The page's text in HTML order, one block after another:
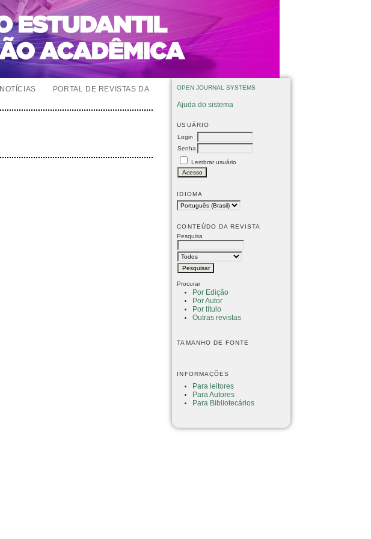
OPEN JOURNAL SYSTEMS
Ajuda do sistema
USUÁRIO
Login
Senha
Lembrar usuário
IDIOMA
CONTEÚDO DA REVISTA
Pesquisa
Procurar
Por Edição
Por Autor
Por título
Outras revistas
TAMANHO DE FONTE
INFORMAÇÕES
Para leitores
Para Autores
Para Bibliotecários
NOTÍCIAS
PORTAL DE REVISTAS DA